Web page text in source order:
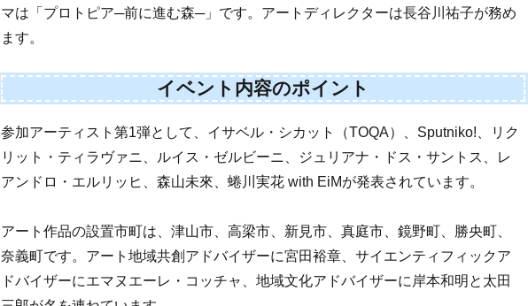
マは「プロトピア─前に進む森─」です。アートディレクターは長谷川祐子が務め
ます。
イベント内容のポイント
参加アーティスト第1弾として、イサベル・シカット（TOQA）、Sputniko!、リク
リット・ティラヴァニ、ルイス・ゼルビーニ、ジュリアナ・ドス・サントス、レ
アンドロ・エルリッヒ、森山未來、蜷川実花 with EiMが発表されています。
アート作品の設置市町は、津山市、高梁市、新見市、真庭市、鏡野町、勝央町、
奈義町です。アート地域共創アドバイザーに宮田裕章、サイエンティフィックア
ドバイザーにエマヌエーレ・コッチャ、地域文化アドバイザーに岸本和明と太田